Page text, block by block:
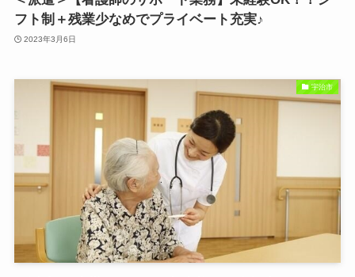
フト制＋残業少なめでプライベート充実♪
2023年3月6日
宇治市